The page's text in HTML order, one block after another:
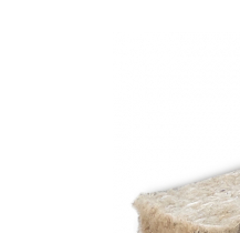
jazyků
Přeskočit